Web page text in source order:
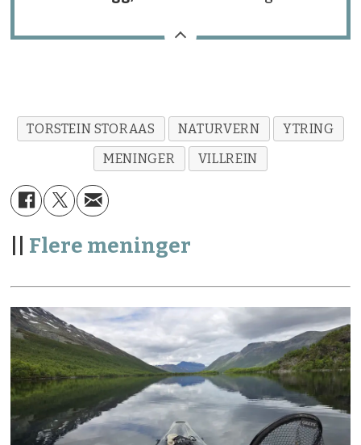
TORSTEIN STORAAS NATURVERN
YTRING
MENINGER
VILLREIN
Flere meninger